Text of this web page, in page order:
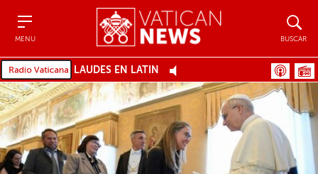
MENU BUSCAR
LAUDES EN LATÍN